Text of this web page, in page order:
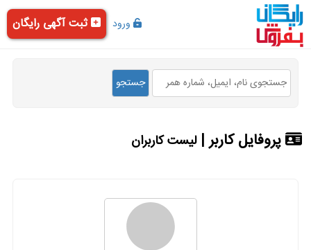
ورود ثبت آگهی رایگان
پروفایل کاربر |لیست کاربران